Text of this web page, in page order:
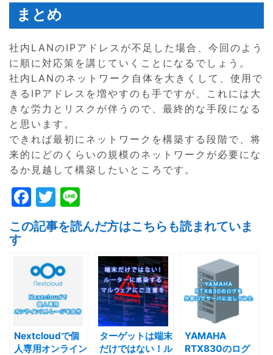
まとめ
社内LANのIPアドレスが不足した場合、今回のよう
に順に対応策を講じていくことになるでしょう。
社内LANのネットワーク自体を大きくして、使用で
きるIPアドレスを増やすのも手ですが、これには大
きな労力とリスクが伴うので、最終的な手段になる
と思います。
できれば最初にネットワークを構築する段階で、将
来的にどのくらいの規模のネットワークが必要にな
るか見越して構築したいところです。
F
a
c
b
o
o
k
T
w
itt
n
e
この記事を読んだ方はこちらも読まれていま
す
Nextcloudで個
人専用オンライン
ターゲットは端末
だけではない！ル
YAMAHA
RTX830のログ